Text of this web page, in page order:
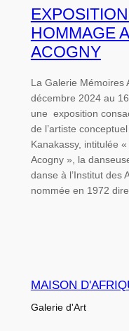
HOMMAGE
ACOGNY
La Galerie Mémoires
décembre 2024 au
une exposition
de l’artiste
Kanakassy, intitulée
Acogny », la
danse à l’Institut des
nommée en 1972
MAISON
Galerie d'Art